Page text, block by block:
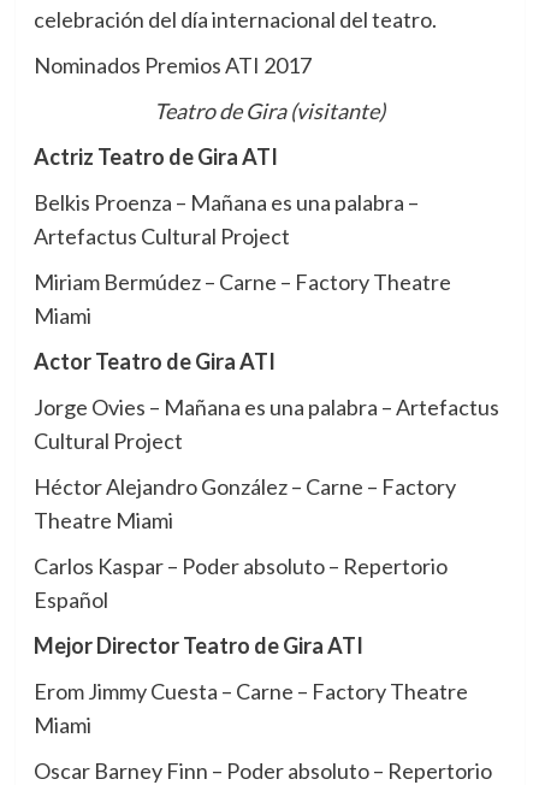
celebración del día internacional del teatro.
Nominados Premios ATI 2017
Teatro de Gira (visitante)
Actriz Teatro de Gira ATI
Belkis Proenza – Mañana es una palabra –
Artefactus Cultural Project
Miriam Bermúdez – Carne – Factory Theatre
Miami
Actor Teatro de Gira ATI
Jorge Ovies – Mañana es una palabra – Artefactus
Cultural Project
Héctor Alejandro González – Carne – Factory
Theatre Miami
Carlos Kaspar – Poder absoluto – Repertorio
Español
Mejor Director Teatro de Gira ATI
Erom Jimmy Cuesta – Carne – Factory Theatre
Miami
Oscar Barney Finn – Poder absoluto – Repertorio